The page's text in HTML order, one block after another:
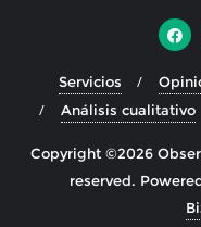
Servicios
Análisis cualitativo
Copyright ©2026
reserved.